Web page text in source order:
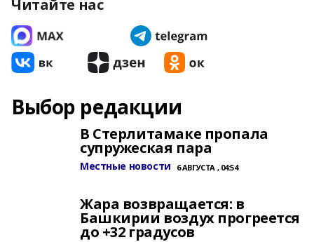
Читайте нас
Выбор редакции
В Стерлитамаке пропала
супружеская пара
Местные новости 6 АВГУСТА , 04:54
Жара возвращается: в
Башкирии воздух прогреется
до +32 градусов